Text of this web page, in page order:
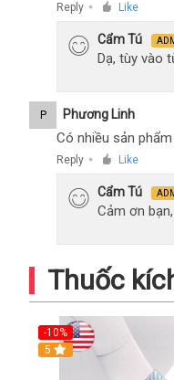
Reply ● Like
Cẩm Tú
Dạ, tùy vào
P Phương Linh
Có nhiều sản
Reply ● Like
Cẩm Tú
Cảm ơn
Thuốc
-10%
5